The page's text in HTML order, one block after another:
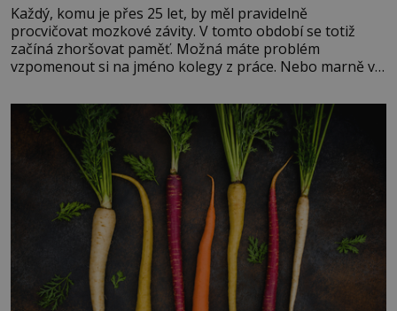
Každý, komu je přes 25 let, by měl pravidelně
procvičovat mozkové závity. V tomto období se totiž
začíná zhoršovat paměť. Možná máte problém
vzpomenout si na jméno kolegy z práce. Nebo marně v
Je to opravdu tak, s věkem jako kdyby se paměť
rozhodla stávkovat. Cvičte